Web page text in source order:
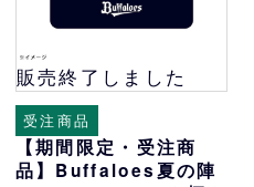
販売終了しました
受注商品
【期間限定・受注商
品】Buffaloes夏の陣